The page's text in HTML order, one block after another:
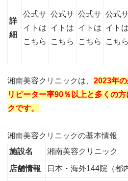
詳
細
公式サ
イトは
こちら
公式サ
イトは
こちら
公式サ
イトは
こちら
公式サ
イトは
こちら
湘南美容クリニックは、 2023年の
リピーター率90％以上と多くの
クです。
湘南美容クリニックの基本情報
施設名
湘南美容クリニック
店舗情報 日本・海外144院（都